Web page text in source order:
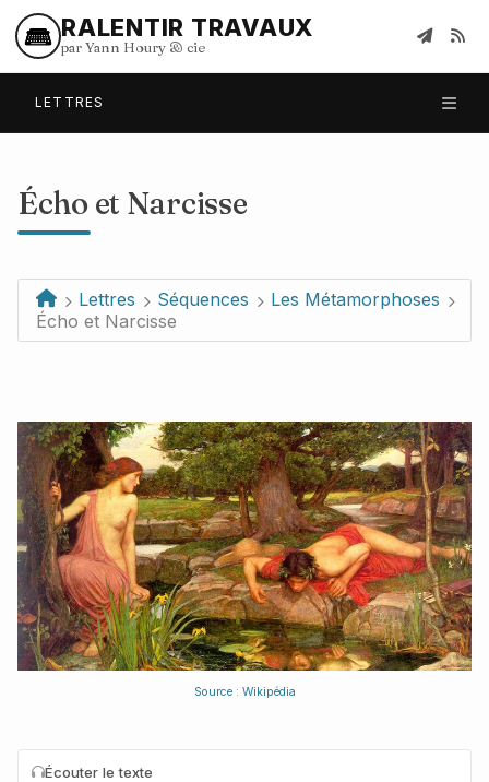
RALENTIR TRAVAUX
par Yann Houry & cie
LETTRES
Écho et Narcisse
Lettres Séquences
Les Métamorphoses
Écho et Narcisse
Source : Wikipédia
Écouter le texte